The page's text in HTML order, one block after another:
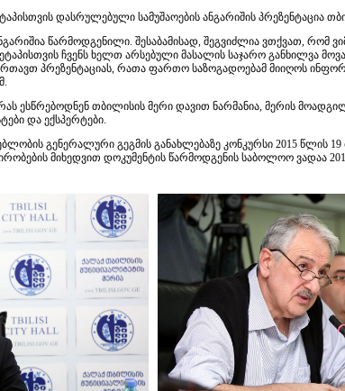
დასრულებული სამუშაოების ანგარიშის პრეზენტაცია
წარმოდგენილი. შესაბამისად, შეგვიძლია ვთქვათ, რომ
ჩვენს ხელთ არსებული მასალის საჯარო განხილვა
პრეზენტაციას, რათა ფართო საზოგადოებამ მიიღოს
ესწრებოდნენ თბილისის მერი დავით ნარმანია, მერის
და ექსპერტები.
გენერალური გეგმის განახლებაზე კონკურსი 2015 წლის
მიხედვით დოკუმენტის წარმოდგენის საბოლოო ვადაა